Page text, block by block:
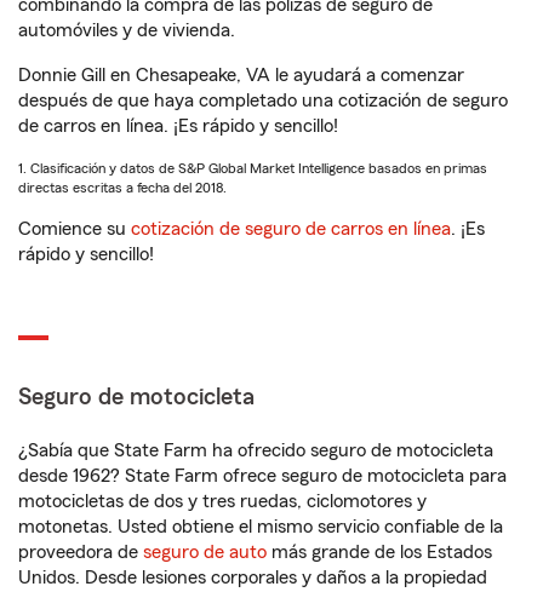
combinando la compra de las pólizas de seguro de
automóviles y de vivienda.
Donnie Gill en Chesapeake, VA le ayudará a comenzar
después de que haya completado una cotización de seguro
de carros en línea. ¡Es rápido y sencillo!
1. Clasificación y datos de S&P Global Market Intelligence basados en primas
directas escritas a fecha del 2018.
Comience su cotización de seguro de carros en línea. ¡Es
rápido y sencillo!
Seguro de motocicleta
¿Sabía que State Farm ha ofrecido seguro de motocicleta
desde 1962? State Farm ofrece seguro de motocicleta para
motocicletas de dos y tres ruedas, ciclomotores y
motonetas. Usted obtiene el mismo servicio confiable de la
proveedora de seguro de auto más grande de los Estados
Unidos. Desde lesiones corporales y daños a la propiedad